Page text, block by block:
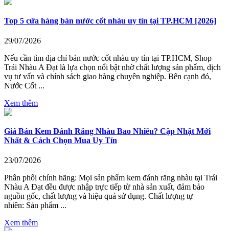
Top 5 cửa hàng bán nước cốt nhàu uy tín tại TP.HCM [2026]
29/07/2026
Nếu cần tìm địa chỉ bán nước cốt nhàu uy tín tại TP.HCM, Shop
Trái Nhàu A Đạt là lựa chọn nổi bật nhờ chất lượng sản phẩm, dịch
vụ tư vấn và chính sách giao hàng chuyên nghiệp. Bên cạnh đó,
Nước Cốt ...
Xem thêm
Giá Bán Kem Đánh Răng Nhàu Bao Nhiêu? Cập Nhật Mới
Nhất & Cách Chọn Mua Uy Tín
23/07/2026
Phân phối chính hãng: Mọi sản phẩm kem đánh răng nhàu tại Trái
Nhàu A Đạt đều được nhập trực tiếp từ nhà sản xuất, đảm bảo
nguồn gốc, chất lượng và hiệu quả sử dụng. Chất lượng tự
nhiên: Sản phẩm ...
Xem thêm